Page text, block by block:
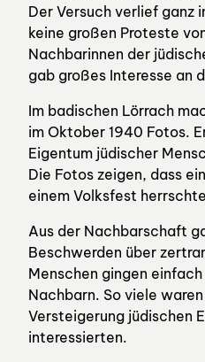
Der Versuch verlief ganz
keine großen Proteste
Nachbarinnen der
gab großes Interesse an
Im badischen Lörrach
im Oktober 1940 Fotos.
Eigentum jüdischer
Die Fotos zeigen, dass
einem Volksfest
Aus der Nachbarschaft
Beschwerden über
Menschen gingen
Nachbarn. So viele
Versteigerung jüdischen
interessierten.